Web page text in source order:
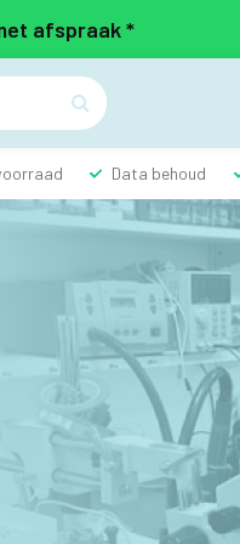
afspraak *

Data behoud